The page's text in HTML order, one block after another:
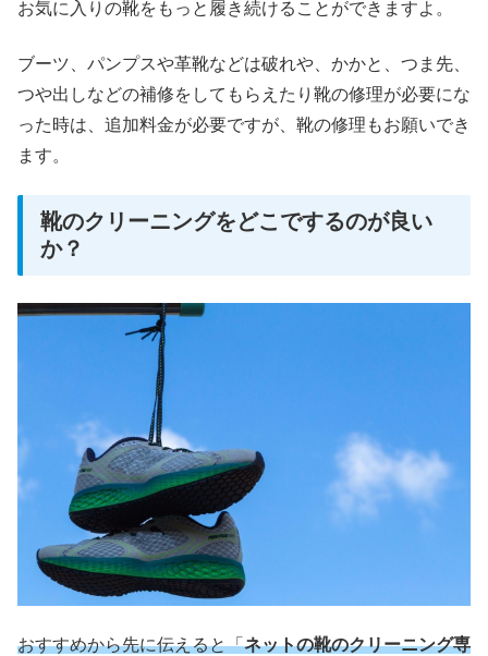
お気に入りの靴をもっと履き続けることができますよ。
ブーツ、パンプスや革靴などは破れや、かかと、つま先、
つや出しなどの補修をしてもらえたり靴の修理が必要にな
った時は、追加料金が必要ですが、靴の修理もお願いでき
ます。
靴のクリーニングをどこでするのが良い
か？
おすすめから先に伝えると「ネットの靴のクリーニング専